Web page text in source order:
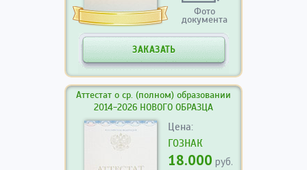
Фото
документа
ЗАКАЗАТЬ
Аттестат о ср. (полном) образовании
2014-2026 НОВОГО ОБРАЗЦА
Цена:
ГОЗНАК
18.000 руб.